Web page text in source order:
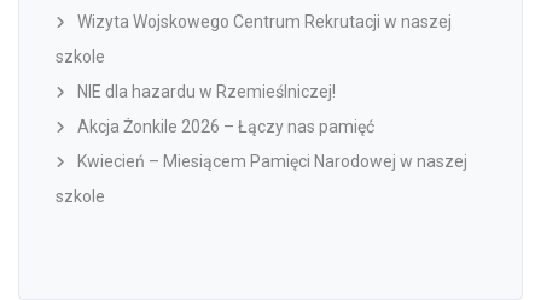
Wizyta Wojskowego Centrum Rekrutacji w naszej
szkole
NIE dla hazardu w Rzemieślniczej!
Akcja Żonkile 2026 – Łączy nas pamięć
Kwiecień – Miesiącem Pamięci Narodowej w naszej
szkole